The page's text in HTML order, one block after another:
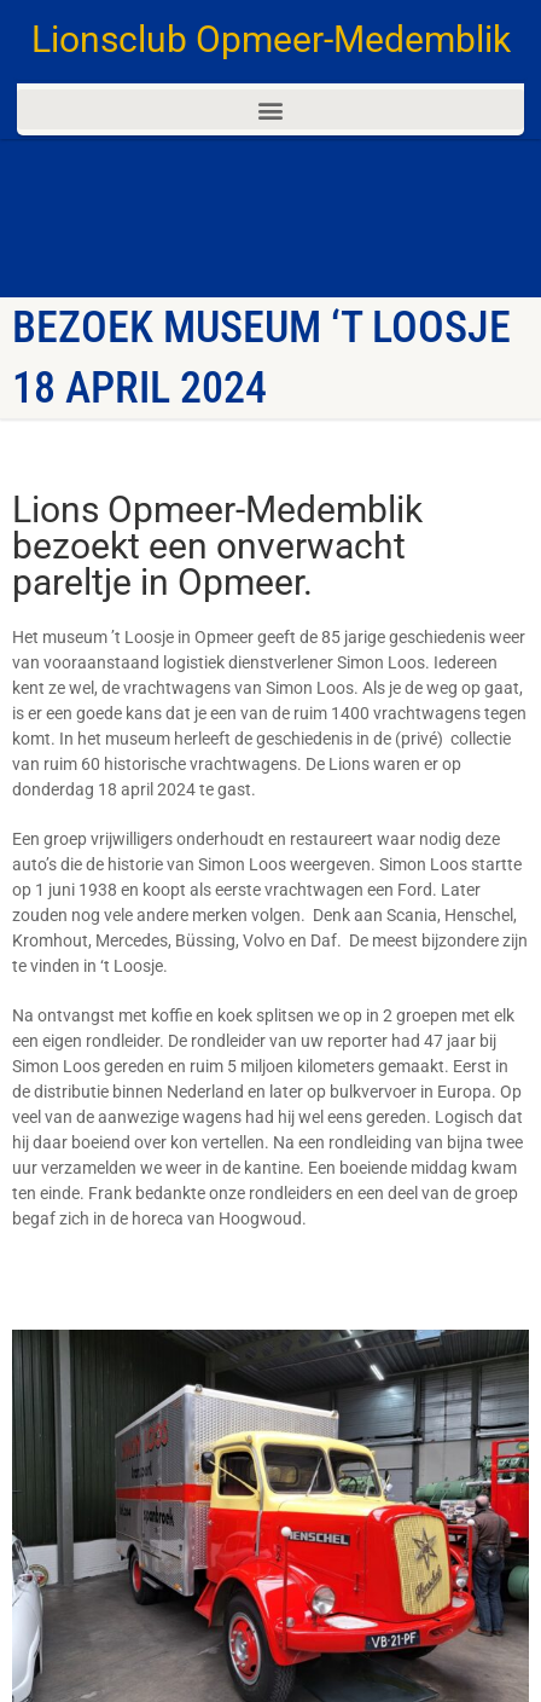
Lionsclub Opmeer-Medemblik
BEZOEK MUSEUM ‘T LOOSJE
18 APRIL 2024
Lions Opmeer-Medemblik
bezoekt een onverwacht
pareltje in Opmeer.
Het museum ’t Loosje in Opmeer geeft de 85 jarige geschiedenis weer
van vooraanstaand logistiek dienstverlener Simon Loos. Iedereen
kent ze wel, de vrachtwagens van Simon Loos. Als je de weg op gaat,
is er een goede kans dat je een van de ruim 1400 vrachtwagens tegen
komt. In het museum herleeft de geschiedenis in de (privé) collectie
van ruim 60 historische vrachtwagens. De Lions waren er op
donderdag 18 april 2024 te gast.
Een groep vrijwilligers onderhoudt en restaureert waar nodig deze
auto’s die de historie van Simon Loos weergeven. Simon Loos startte
op 1 juni 1938 en koopt als eerste vrachtwagen een Ford. Later
zouden nog vele andere merken volgen. Denk aan Scania, Henschel,
Kromhout, Mercedes, Büssing, Volvo en Daf. De meest bijzondere zijn
te vinden in ‘t Loosje.
Na ontvangst met koffie en koek splitsen we op in 2 groepen met elk
een eigen rondleider. De rondleider van uw reporter had 47 jaar bij
Simon Loos gereden en ruim 5 miljoen kilometers gemaakt. Eerst in
de distributie binnen Nederland en later op bulkvervoer in Europa. Op
veel van de aanwezige wagens had hij wel eens gereden. Logisch dat
hij daar boeiend over kon vertellen. Na een rondleiding van bijna twee
uur verzamelden we weer in de kantine. Een boeiende middag kwam
ten einde. Frank bedankte onze rondleiders en een deel van de groep
begaf zich in de horeca van Hoogwoud.